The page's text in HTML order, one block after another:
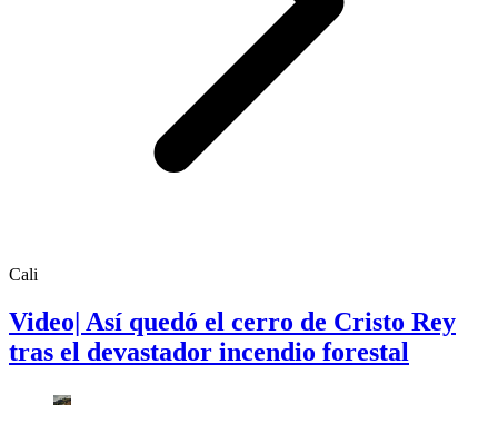
Cali
Video| Así quedó el cerro de Cristo Rey
tras el devastador incendio forestal